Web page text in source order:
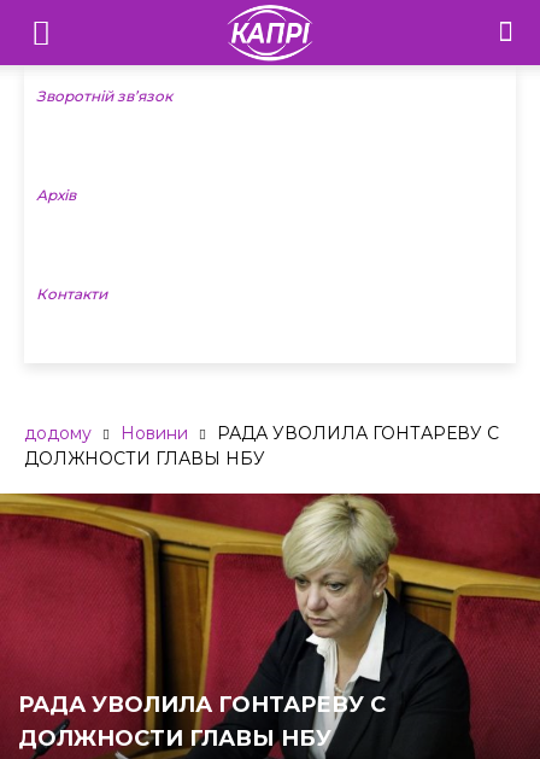
Телебачення
«Капрі»
Новини
Зворотній зв’язок
Архів
Контакти
додому Новини
РАДА УВОЛИЛА ГОНТАРЕВУ С
ДОЛЖНОСТИ ГЛАВЫ НБУ
РАДА УВОЛИЛА ГОНТАРЕВУ С
ДОЛЖНОСТИ ГЛАВЫ НБУ